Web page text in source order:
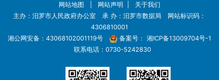
网站地图 网站声明
关于我们
主办：汨罗市人民政府办公室 承 办：汨罗市数据局 网站标识码：
4306810001
湘公网安备：43068102001119号
备案号： 湘ICP备13009704号-1
联系电话：0730-5242830